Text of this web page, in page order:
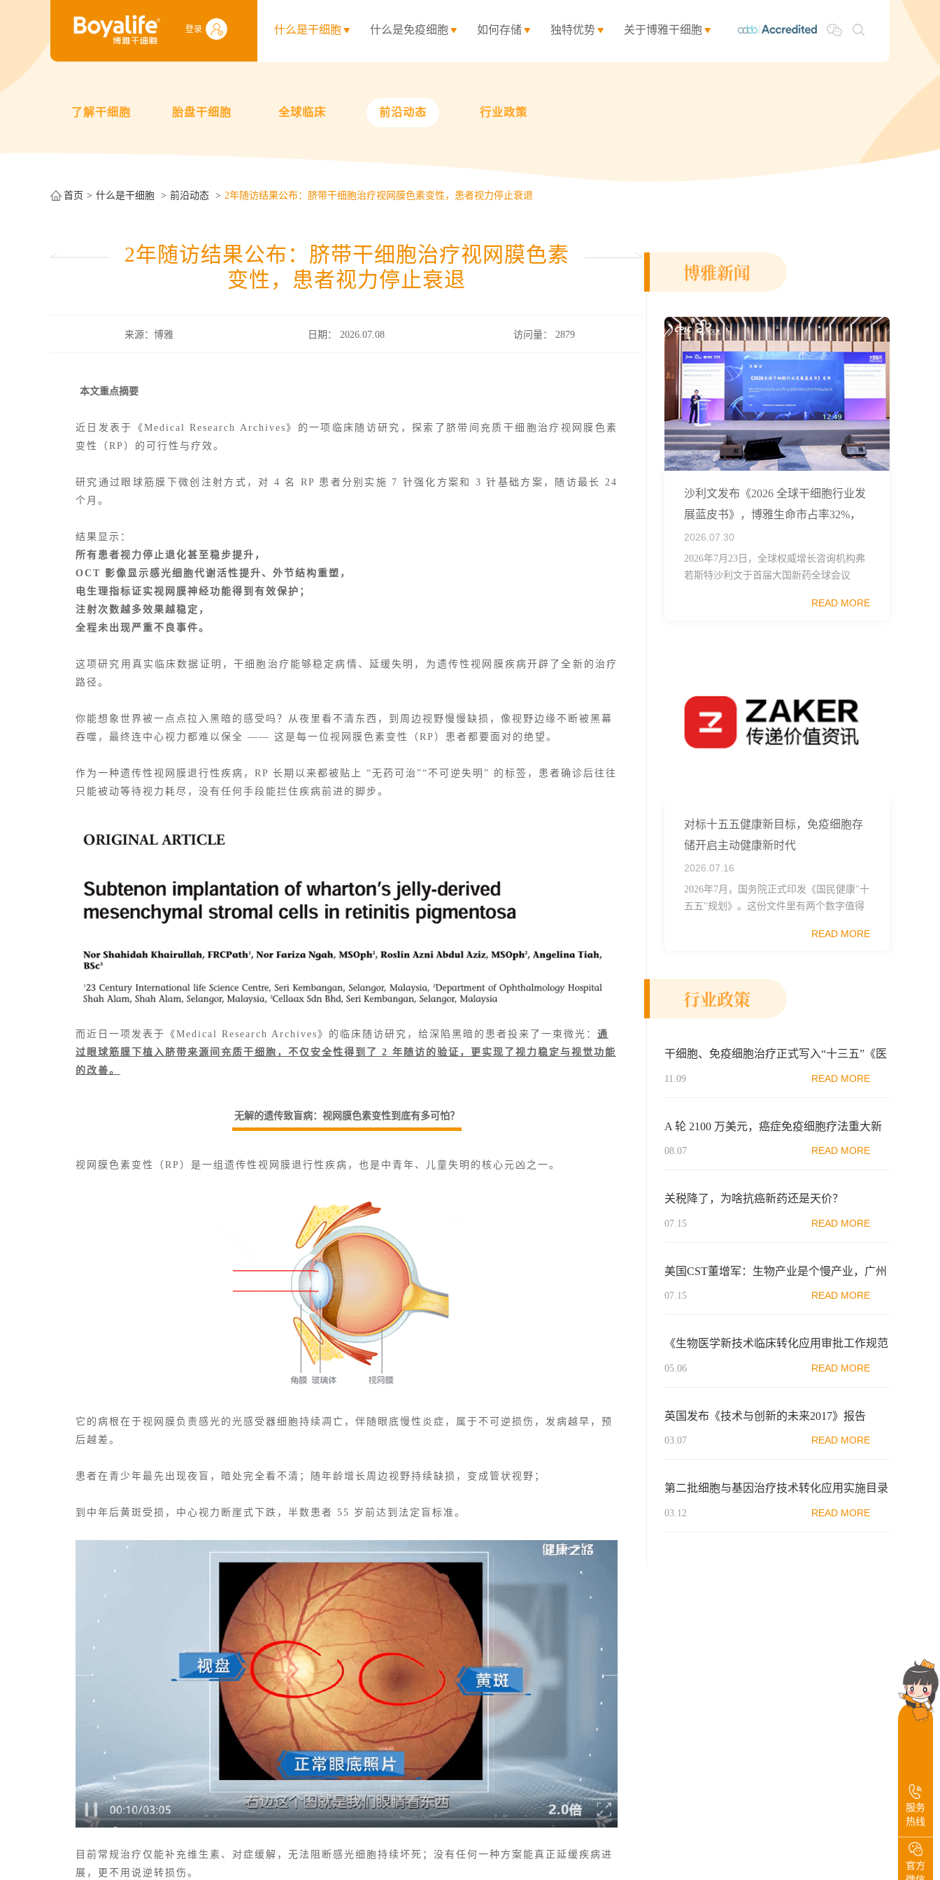
登录 什么是干细胞 什么是免疫细胞 如何存储 独特优势 关于博雅干细胞
了解干细胞 胎盘干细胞 全球临床 前沿动态 行业政策
首页 什么是干细胞 前沿动态 2年随访结果公布：脐带干细胞治疗视网膜色素变性，患者视力停止衰退
2年随访结果公布：脐带干细胞治疗视网膜色素
变性，患者视力停止衰退
来源：博雅 日期： 2026.07.08 访问量： 2879
本文重点摘要
近日发表于《Medical Research Archives》的一项临床随访研究，探索了脐带间充质干细胞治疗 视网膜色素
变性
（RP）的可行性与疗效。
研究通过眼球筋膜下微创注射方式，对 4 名 RP 患者分别实施 7 针强化方案和 3 针基础方案，随访最长 24
个月。
结果显示：
所有患者视力停止退化甚至稳步提升，
OCT 影像显示感光细胞代谢活性提升、外节结构重塑，
电生理指标证实视网膜神经功能得到有效保护；
注射次数越多效果越稳定，
全程未出现严重不良事件。
这项研究用真实临床数据证明，干细胞治疗能够稳定病情、延缓失明，为遗传性视网膜疾病开辟了全新的治疗
路径。
你能想象世界被一点点拉入黑暗的感受吗？从夜里看不清东西，到周边视野慢慢缺损，像视野边缘不断被黑幕
吞噬，最终连中心视力都难以保全 —— 这是每一位视网膜色素变性（RP）患者都要面对的绝望。
作为一种遗传性视网膜退行性疾病，RP 长期以来都被贴上 “无药可治”“不可逆失明” 的标签，患者确诊后往往
只能被动等待视力耗尽，没有任何手段能拦住疾病前进的脚步。
而近日一项发表于《Medical Research Archives》的临床随访研究，给深陷黑暗的患者投来了一束微光： 通
过眼球筋膜下植入脐带来源间充质干细胞，不仅安全性得到了 2 年随访的验证，更实现了视力稳定与视觉功能
的改善。
无解的遗传致盲病：视网膜色素变性到底有多可怕？
视网膜色素变性（RP）是一组遗传性视网膜退行性疾病，也是中青年、儿童失明的核心元凶之一。
它的病根在于视网膜负责感光的 光感受器细胞持续凋亡，伴随眼底慢性炎症，属于不可逆损伤，发病越早，预
后越差。
患者在青少年最先出现夜盲，暗处完全看不清；随年龄增长周边视野持续缺损，变成管状视野；
到中年后黄斑受损，中心视力断崖式下跌，半数患者 55 岁前达到法定盲标准。
目前常规治疗仅能补充维生素、对症缓解，无法阻断感光细胞持续坏死；没有任何一种方案能真正延缓疾病进
展，更不用说逆转损伤。
博雅新闻
沙利文发布《2026 全球干细胞行业发
展蓝皮书》，博雅生命市占率32%，
稳居第一梯队
2026.07.30
2026年7月23日，全球权威增长咨询机构弗
若斯特沙利文于首届大国新药全球会议
行业发展蓝皮书》，这份报告梳理了全球干
READ MORE
对标十五五健康新目标，免疫细胞存
储开启主动健康新时代
2026.07.16
2026年7月，国务院正式印发《国民健康"十
五五"规划》。这份文件里有两个数字值得
一句表述直接点名了细胞治疗行业——"加
READ MORE
行业政策
干细胞、免疫细胞治疗正式写入“十三五”《医
药工业发展规划指南》
11.09 READ MORE
A 轮 2100 万美元，癌症免疫细胞疗法重大新
突破！
08.07 READ MORE
关税降了，为啥抗癌新药还是天价？
07.15 READ MORE
美国CST董增军：生物产业是个慢产业，广州
应给生物医药发展足够耐心
07.15 READ MORE
《生物医学新技术临床转化应用审批工作规范
（试行）》全文！（附818条例政策解读与问
05.06 READ MORE
英国发布《技术与创新的未来2017》报告
03.07 READ MORE
第二批细胞与基因治疗技术转化应用实施目录
公布
03.12 READ MORE
服务
热线
官方